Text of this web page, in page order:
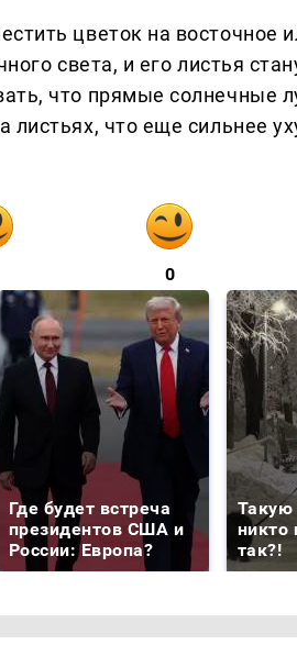
цветок на восточное
света, и его листья
что прямые солнечные
что еще сильнее
0
Где будет встреча
президентов США и
России: Европа?
Такую
никто
так?!